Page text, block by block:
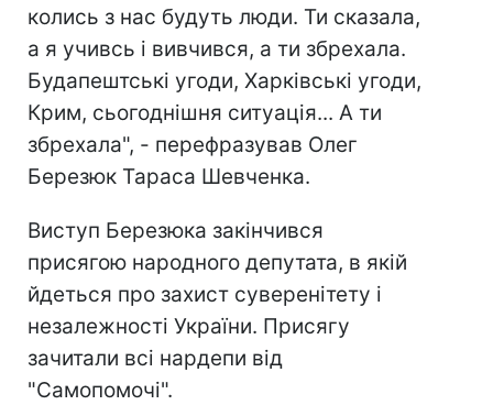
колись з нас будуть люди. Ти сказала,
а я учивсь і вивчився, а ти збрехала.
Будапештські угоди, Харківські угоди,
Крим, сьогоднішня ситуація... А ти
збрехала", - перефразував Олег
Березюк Тараса Шевченка.
Виступ Березюка закінчився
присягою народного депутата, в якій
йдеться про захист суверенітету і
незалежності України. Присягу
зачитали всі нардепи від
"Самопомочі".